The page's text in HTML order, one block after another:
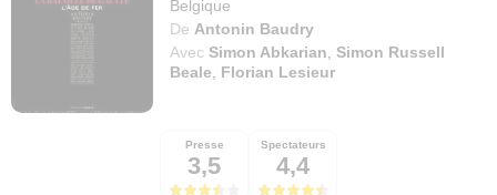
Belgique
De Antonin Baudry
Avec Simon Abkarian ,Simon Russell
Beale
Florian Lesieur
Presse
3,5
Spectateurs
4,4